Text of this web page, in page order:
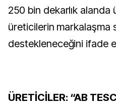
250 bin dekarlık alanda
üreticilerin markalaşma
destekleneceğini ifade
ÜRETİCİLER: “AB